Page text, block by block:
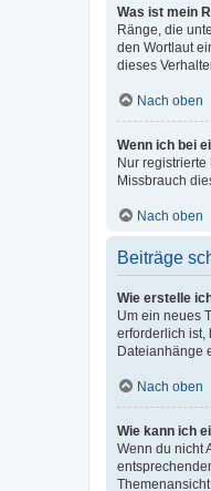
Was ist mein
Ränge, die
den Wortlaut
dieses
Nach oben
Wenn ich bei
Nur
Missbrauch
Nach oben
Beiträge
Wie erstelle
Um ein neues
erforderlich ist,
Dateianhänge
Nach oben
Wie kann ich
Wenn du nicht